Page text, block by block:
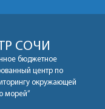
СОЧИ
бюджетное
центр по
окружающей
морей”